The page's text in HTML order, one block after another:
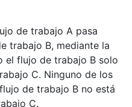
de trabajo A pasa
trabajo B, mediante la
el flujo de trabajo B solo
C. Ninguno de los
de trabajo B no está
C.